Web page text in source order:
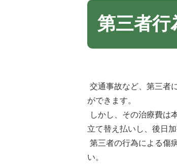
第三者行
交通事故など、第三者
ができます。
しかし、その治療費は
立て替え払いし、後日
第三者の行為による傷
い。